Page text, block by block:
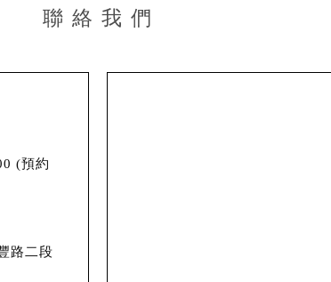
聯 絡 我 們
(預約
路二段